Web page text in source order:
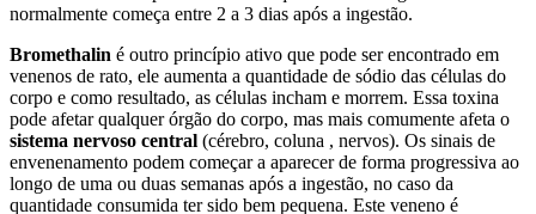
normalmente começa entre 2 a 3 dias após a ingestão.
Bromethalin é outro princípio ativo que pode ser encontrado em
venenos de rato, ele aumenta a quantidade de sódio das células do
corpo e como resultado, as células incham e morrem. Essa toxina
pode afetar qualquer órgão do corpo, mas mais comumente afeta o
sistema nervoso central (cérebro, coluna , nervos). Os sinais de
envenenamento podem começar a aparecer de forma progressiva ao
longo de uma ou duas semanas após a ingestão, no caso da
quantidade consumida ter sido bem pequena. Este veneno é